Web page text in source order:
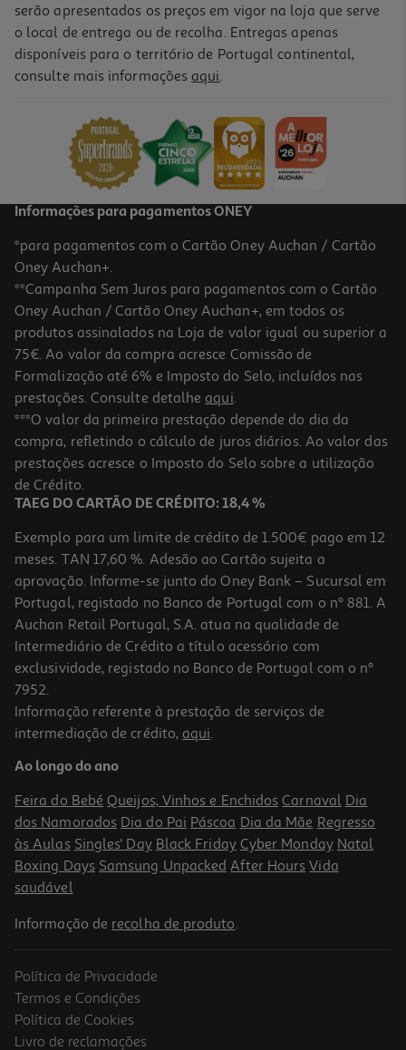
4.0
Torradeira 1 Fenda Qilive Q.5785 850w
Price reduced from
24,99 €
2.0
Torradeira Qilive Q.5998 2 Fendas Inox 1050w
25 €/un
25,00 €
Torradeira 2 Entradas Qilive Q.5259 Retro Azul 1050 W 6 Níveis
34.99 €/un
34,99 €
serão apresentados os preços em vigor na loja que serve
o local de entrega ou de recolha. Entregas apenas
disponíveis para o território de Portugal continental,
consulte mais informações aqui.
Informações para pagamentos ONEY
*para pagamentos com o Cartão Oney Auchan / Cartão
Oney Auchan+.
**Campanha Sem Juros para pagamentos com o Cartão
Oney Auchan / Cartão Oney Auchan+, em todos os
produtos assinalados na Loja de valor igual ou superior a
75€. Ao valor da compra acresce Comissão de
Formalização até 6% e Imposto do Selo, incluídos nas
prestações. Consulte detalhe aqui.
***O valor da primeira prestação depende do dia da
compra, refletindo o cálculo de juros diários. Ao valor das
prestações acresce o Imposto do Selo sobre a utilização
de Crédito.
TAEG DO CARTÃO DE CRÉDITO: 18,4 %
Exemplo para um limite de crédito de 1.500€ pago em 12
meses. TAN 17,60 %. Adesão ao Cartão sujeita a
aprovação. Informe-se junto do Oney Bank – Sucursal em
Portugal, registado no Banco de Portugal com o nº 881. A
Auchan Retail Portugal, S.A. atua na qualidade de
Intermediário de Crédito a título acessório com
exclusividade, registado no Banco de Portugal com o nº
7952.
Informação referente à prestação de serviços de
intermediação de crédito, aqui.
Ao longo do ano
Feira do Bebé Queijos, Vinhos e Enchidos Carnaval Dia
dos Namorados Dia do Pai Páscoa Dia da Mãe Regresso
às Aulas Singles' Day Black Friday Cyber Monday Natal
Boxing Days Samsung Unpacked After Hours Vida
saudável
Informação de recolha de produto.
Política de Privacidade
Termos e Condições
Política de Cookies
Livro de reclamações